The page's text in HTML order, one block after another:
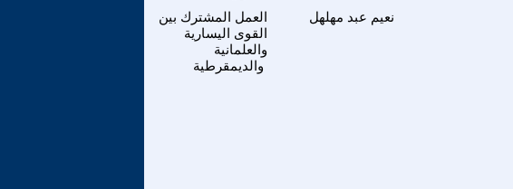
العمل المشترك بين
القوى اليسارية
والعلمانية
والديمقرطية
نعيم عبد مهلهل